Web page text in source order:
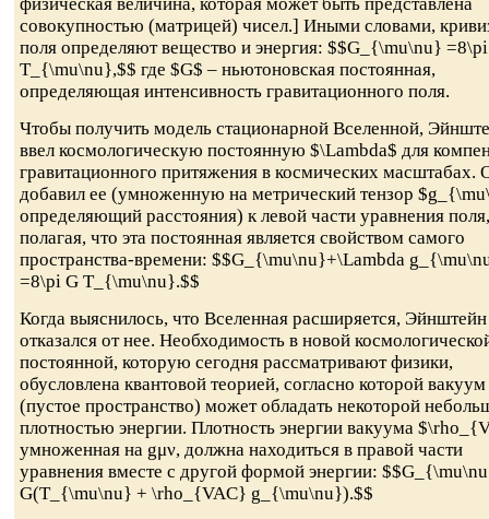
совокупностью (матрицей) чисел.] Иными словами,
поля определяют вещество и энергия: $$G_{\mu\nu}
T_{\mu\nu},$$ где $G$ – ньютоновская постоянная,
определяющая интенсивность гравитационного поля.
Чтобы получить модель стационарной Вселенной,
ввел космологическую постоянную $\Lambda$ для
гравитационного притяжения в космических масштабах.
добавил ее (умноженную на метрический тензор
определяющий расстояния) к левой части уравнения поля,
полагая, что эта постоянная является свойством самого
пространства-времени: $$G_{\mu\nu}+\Lambda
=8\pi G T_{\mu\nu}.$$
Когда выяснилось, что Вселенная расширяется, Эйнштейн
отказался от нее. Необходимость в новой
постоянной, которую сегодня рассматривают физики,
обусловлена квантовой теорией, согласно которой вакуум
(пустое пространство) может обладать некоторой
плотностью энергии. Плотность энергии вакуума
умноженная на gμν, должна находиться в правой части
уравнения вместе с другой формой энергии:
G(T_{\mu\nu} + \rho_{VAC} g_{\mu\nu}).$$